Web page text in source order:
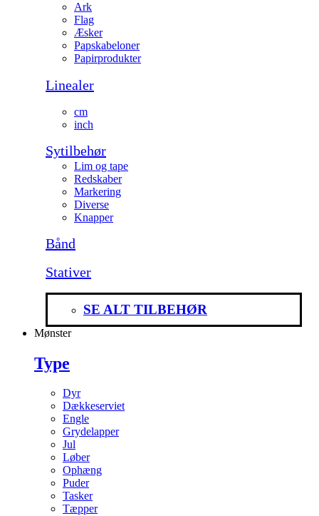
Ark
Flag
Æsker
Papskabeloner
Papirprodukter
Linealer
cm
inch
Sytilbehør
Lim og tape
Redskaber
Markering
Diverse
Knapper
Bånd
Stativer
SE ALT TILBEHØR
Mønster
Type
Dyr
Dækkeserviet
Engle
Grydelapper
Jul
Løber
Ophæng
Puder
Tasker
Tæpper